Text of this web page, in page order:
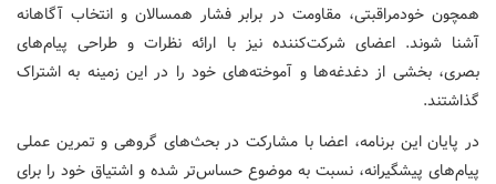
همچون خودمراقبتی، مقاومت در برابر فشار همسالان و انتخاب آگاهانه
آشنا شوند. اعضای شرکت‌کننده نیز با ارائه نظرات و طراحی پیام‌های
بصری، بخشی از دغدغه‌ها و آموخته‌های خود را در این زمینه به اشتراک
گذاشتند.
در پایان این برنامه، اعضا با مشارکت در بحث‌های گروهی و تمرین عملی
پیام‌های پیشگیرانه، نسبت به موضوع حساس‌تر شده و اشتیاق خود را برای